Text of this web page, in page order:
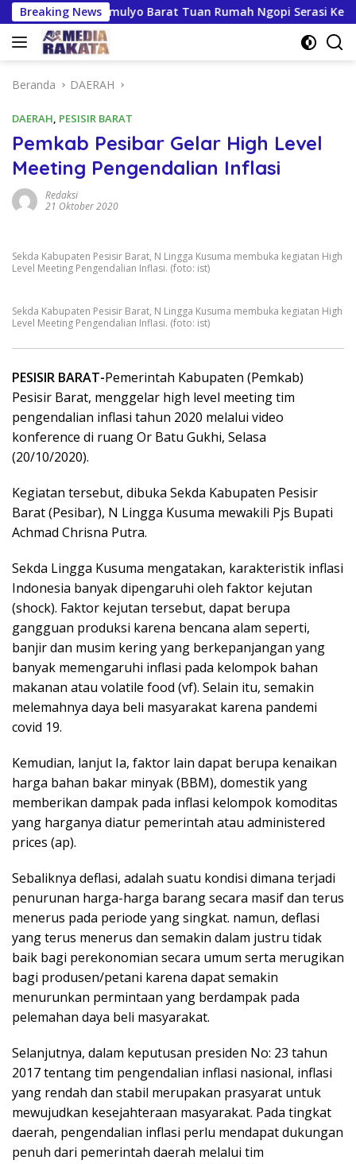
Langsung
ke
konten
Breaking News
Kresnomulyo Barat Tuan Rumah Ngopi Serasi Ke-29
Beranda DAERAH
DAERAH, PESISIR BARAT
Pemkab Pesibar Gelar High Level
Meeting Pengendalian Inflasi
Redaksi
21 Oktober 2020
Sekda Kabupaten Pesisir Barat, N Lingga Kusuma membuka kegiatan High
Level Meeting Pengendalian Inflasi. (foto: ist)
Sekda Kabupaten Pesisir Barat, N Lingga Kusuma membuka kegiatan High
Level Meeting Pengendalian Inflasi. (foto: ist)
PESISIR BARAT-Pemerintah Kabupaten (Pemkab)
Pesisir Barat, menggelar high level meeting tim
pengendalian inflasi tahun 2020 melalui video
konference di ruang Or Batu Gukhi, Selasa
(20/10/2020).
Kegiatan tersebut, dibuka Sekda Kabupaten Pesisir
Barat (Pesibar), N Lingga Kusuma mewakili Pjs Bupati
Achmad Chrisna Putra.
Sekda Lingga Kusuma mengatakan, karakteristik inflasi
Indonesia banyak dipengaruhi oleh faktor kejutan
(shock). Faktor kejutan tersebut, dapat berupa
gangguan produksi karena bencana alam seperti,
banjir dan musim kering yang berkepanjangan yang
banyak memengaruhi inflasi pada kelompok bahan
makanan atau volatile food (vf). Selain itu, semakin
melemahnya daya beli masyarakat karena pandemi
covid 19.
Kemudian, lanjut Ia, faktor lain dapat berupa kenaikan
harga bahan bakar minyak (BBM), domestik yang
memberikan dampak pada inflasi kelompok komoditas
yang harganya diatur pemerintah atau administered
prices (ap).
Sebaliknya deflasi, adalah suatu kondisi dimana terjadi
penurunan harga-harga barang secara masif dan terus
menerus pada periode yang singkat. namun, deflasi
yang terus menerus dan semakin dalam justru tidak
baik bagi perekonomian secara umum serta merugikan
bagi produsen/petani karena dapat semakin
menurunkan permintaan yang berdampak pada
pelemahan daya beli masyarakat.
Selanjutnya, dalam keputusan presiden No: 23 tahun
2017 tentang tim pengendalian inflasi nasional, inflasi
yang rendah dan stabil merupakan prasyarat untuk
mewujudkan kesejahteraan masyarakat. Pada tingkat
daerah, pengendalian inflasi perlu mendapat dukungan
penuh dari pemerintah daerah melalui tim